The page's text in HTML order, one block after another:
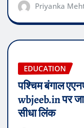
Priyanka
EDUCATION
पश्चिम बंगाल
wbjeeb.in पर
सीधा लिंक